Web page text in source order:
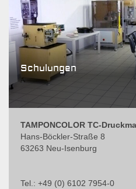
Schulungen
TAMPONCOLOR TC-
Hans-Böckler-Straße 8
63263 Neu-Isenburg
Tel.: +49 (0) 6102 7954-0